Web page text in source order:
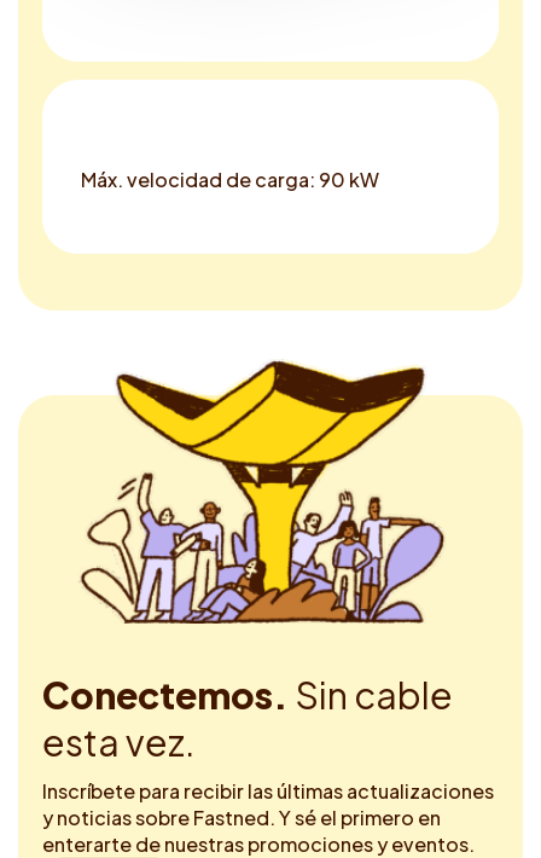
Máx. velocidad de carga: 90 kW
Conectemos. Sin cable
esta vez.
Inscríbete para recibir las últimas actualizaciones
y noticias sobre Fastned. Y sé el primero en
enterarte de nuestras promociones y eventos.